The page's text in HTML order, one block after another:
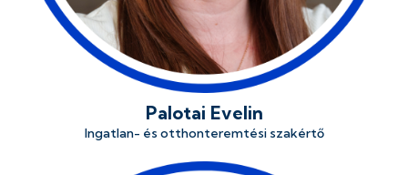
Palotai Evelin
Ingatlan- és otthonteremtési szakértő